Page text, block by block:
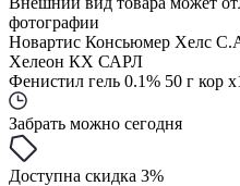
фотографии
Новартис Консьюмер Хелс
Хелеон КХ САРЛ
Фенистил гель 0.1% 50 г кор
Забрать можно сегодня
Доступна скидка 3%